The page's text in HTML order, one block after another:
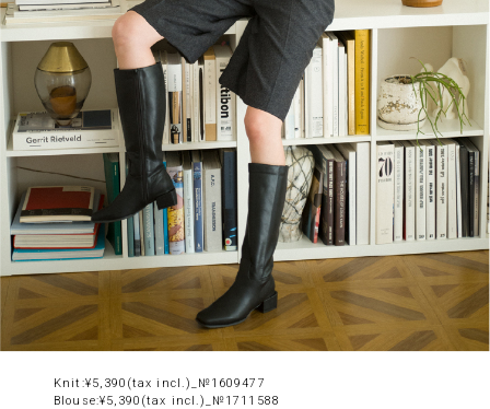
Knit:¥5,390(tax incl.)_№1609477
Blouse:¥5,390(tax incl.)_№1711588